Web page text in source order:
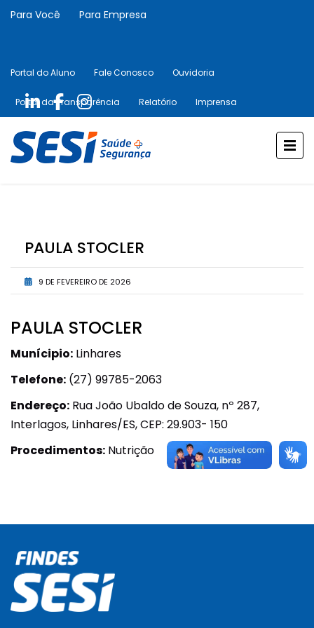
Para Você Para Empresa
Portal do Aluno Fale Conosco Ouvidoria
Portal da Transparência Relatório Imprensa
PAULA STOCLER
9 DE FEVEREIRO DE 2026
PAULA STOCLER
Munícipio: Linhares
Telefone: (27) 99785-2063
Endereço: Rua João Ubaldo de Souza, nº 287,
Interlagos, Linhares/ES, CEP: 29.903- 150
Procedimentos: Nutrição